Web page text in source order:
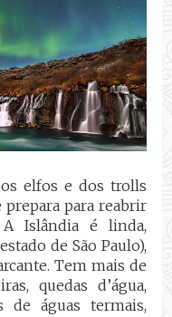
elfos e dos trolls
para reabrir
Islândia é linda,
de São Paulo),
Tem mais de
quedas d’água,
de águas termais,